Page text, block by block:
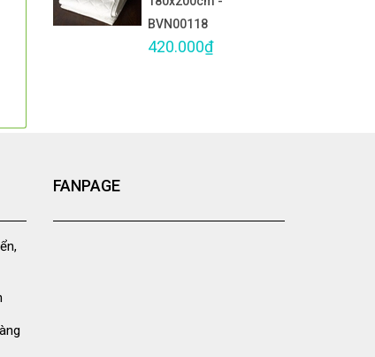
BVN00118
420.000₫
FANPAGE